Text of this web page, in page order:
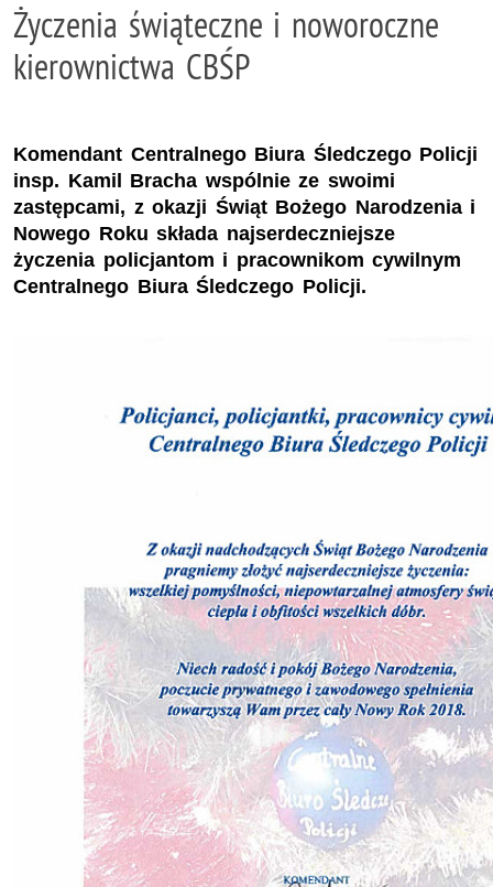
Życzenia świąteczne i noworoczne
kierownictwa CBŚP
Komendant Centralnego Biura Śledczego Policji
insp. Kamil Bracha wspólnie ze swoimi
zastępcami, z okazji Świąt Bożego Narodzenia i
Nowego Roku składa najserdeczniejsze
życzenia policjantom i pracownikom cywilnym
Centralnego Biura Śledczego Policji.